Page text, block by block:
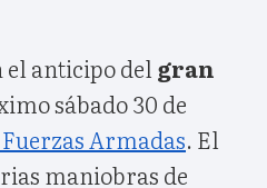
el anticipo del gran
sábado 30 de
Armadas. El
maniobras de